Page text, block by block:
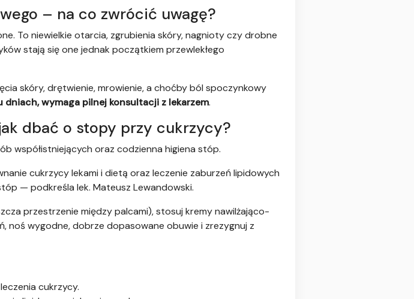
– na co zwrócić uwagę?
To niewielkie otarcia, zgrubienia skóry, nagnioty czy drobne
stają się one jednak początkiem przewlekłego
skóry, drętwienie, mrowienie, a choćby ból spoczynkowy
dniach, wymaga pilnej konsultacji z lekarzem.
dbać o stopy przy cukrzycy?
współistniejących oraz codzienna higiena stóp.
cukrzycy lekami i dietą oraz leczenie zaburzeń lipidowych
— podkreśla lek. Mateusz Lewandowski.
przestrzenie między palcami), stosuj kremy nawilżająco-
noś wygodne, dobrze dopasowane obuwie i zrezygnuj z
cukrzycy.